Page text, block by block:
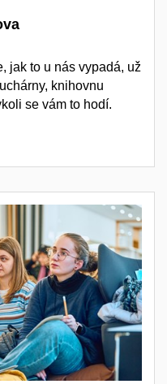
jak to u nás vypadá, už
knihovnu
se vám to hodí.